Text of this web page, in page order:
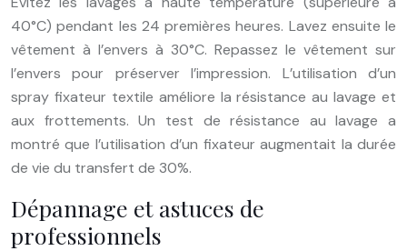
40°C) pendant les 24 premières heures. Lavez ensuite le
vêtement à l’envers à 30°C. Repassez le vêtement sur
l’envers pour préserver l’impression. L’utilisation d’un
spray fixateur textile améliore la résistance au lavage et
aux frottements. Un test de résistance au lavage a
montré que l’utilisation d’un fixateur augmentait la durée
de vie du transfert de 30%.
Dépannage et astuces de
professionnels